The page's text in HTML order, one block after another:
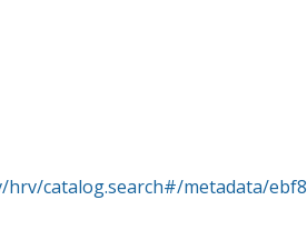
catalog.search#/metadata/ebf8